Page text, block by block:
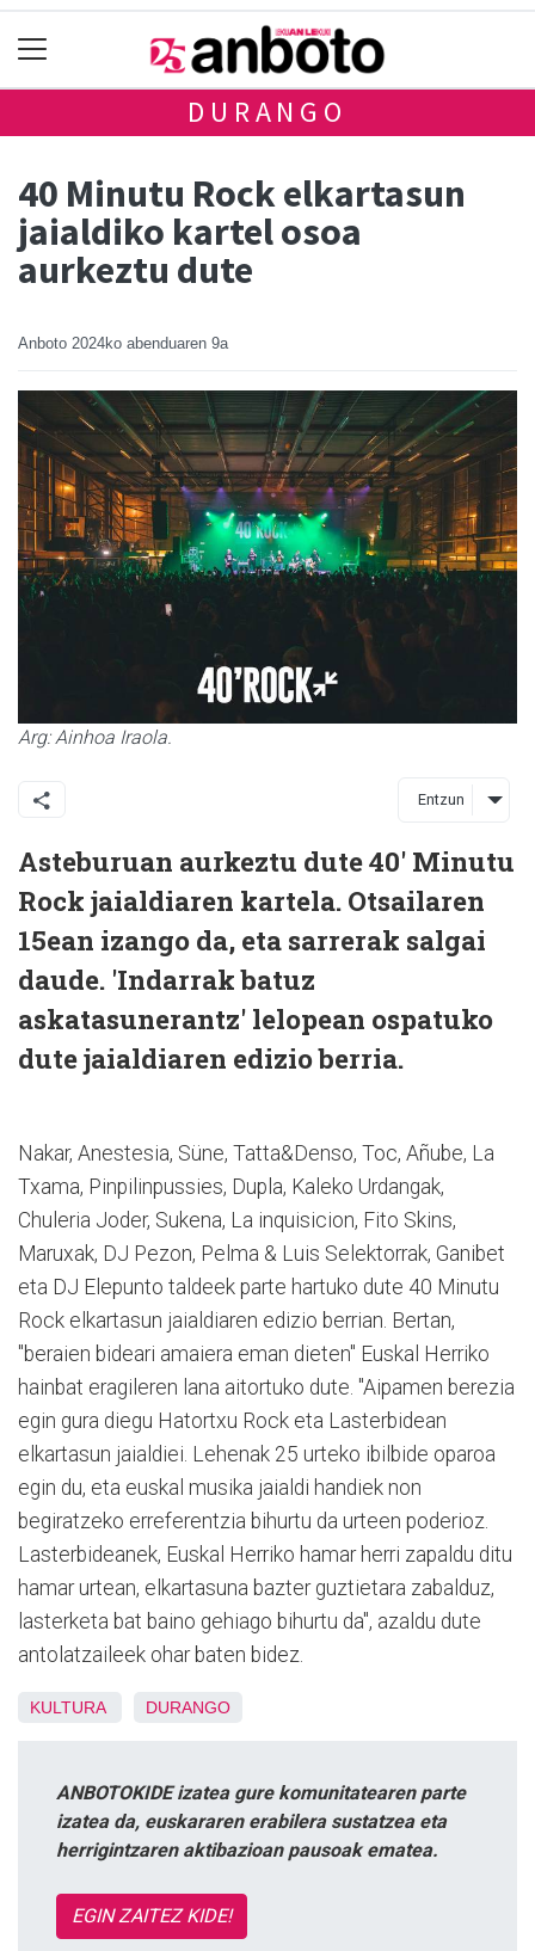
DURANGO
40 Minutu Rock elkartasun
jaialdiko kartel osoa
aurkeztu dute
Anboto 2024ko abenduaren 9a
Arg: Ainhoa Iraola.
Entzun
Asteburuan aurkeztu dute 40' Minutu
Rock jaialdiaren kartela. Otsailaren
15ean izango da, eta sarrerak salgai
daude. 'Indarrak batuz
askatasunerantz' lelopean ospatuko
dute jaialdiaren edizio berria.
Nakar, Anestesia, Süne, Tatta&Denso, Toc, Añube, La
Txama, Pinpilinpussies, Dupla, Kaleko Urdangak,
Chuleria Joder, Sukena, La inquisicion, Fito Skins,
Maruxak, DJ Pezon, Pelma & Luis Selektorrak, Ganibet
eta DJ Elepunto taldeek parte hartuko dute 40 Minutu
Rock elkartasun jaialdiaren edizio berrian. Bertan,
"beraien bideari amaiera eman dieten" Euskal Herriko
hainbat eragileren lana aitortuko dute. "Aipamen berezia
egin gura diegu Hatortxu Rock eta Lasterbidean
elkartasun jaialdiei. Lehenak 25 urteko ibilbide oparoa
egin du, eta euskal musika jaialdi handiek non
begiratzeko erreferentzia bihurtu da urteen poderioz.
Lasterbideanek, Euskal Herriko hamar herri zapaldu ditu
hamar urtean, elkartasuna bazter guztietara zabalduz,
lasterketa bat baino gehiago bihurtu da", azaldu dute
antolatzaileek ohar baten bidez.
KULTURA DURANGO
ANBOTOKIDE izatea gure komunitatearen parte
izatea da, euskararen erabilera sustatzea eta
herrigintzaren aktibazioan pausoak ematea.
EGIN ZAITEZ KIDE!